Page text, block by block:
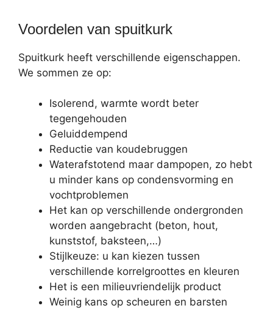
Voordelen van spuitkurk
Spuitkurk heeft verschillende eigenschappen.
We sommen ze op:
Isolerend, warmte wordt beter
tegengehouden
Geluiddempend
Reductie van koudebruggen
Waterafstotend maar dampopen, zo hebt
u minder kans op condensvorming en
vochtproblemen
Het kan op verschillende ondergronden
worden aangebracht (beton, hout,
kunststof, baksteen,…)
Stijlkeuze: u kan kiezen tussen
verschillende korrelgroottes en kleuren
Het is een milieuvriendelijk product
Weinig kans op scheuren en barsten